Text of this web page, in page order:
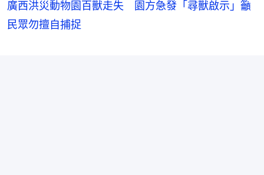
廣西洪災動物園百獸走失 園方急發「尋獸啟示」籲
民眾勿擅自捕捉